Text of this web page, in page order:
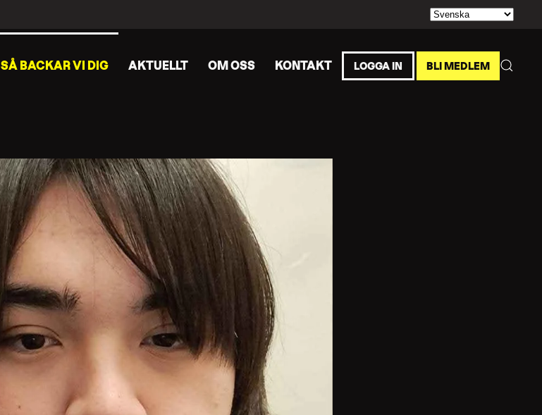
SÅ BACKAR VI DIG AKTUELLT OM OSS KONTAKT LOGGA IN BLI MEDLEM